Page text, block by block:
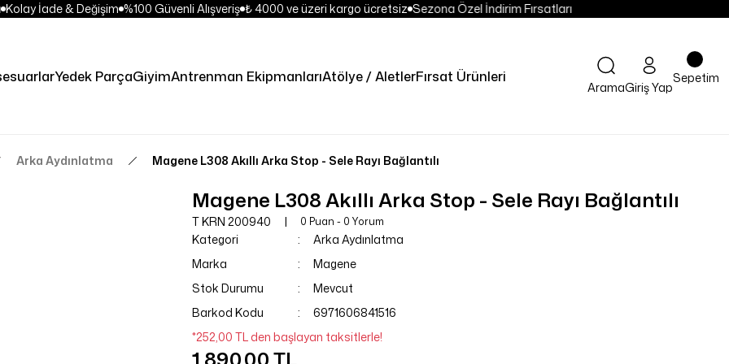
Kolay İade & Değişim %100 Güvenli Alışveriş ₺ 4000 ve üzeri kargo ücretsiz Sezona Özel İndirim Fırsatları
Yedek ParçaGiyimAntrenman EkipmanlarıAtölye / AletlerFırsat Ürünleri
AramaGiriş Yap
Sepetim
Arka Aydınlatma Magene L308 Akıllı Arka Stop - Sele Rayı Bağlantılı
Magene L308 Akıllı Arka Stop - Sele Rayı Bağlantılı
T KRN 200940 0 Puan - 0 Yorum
Kategori
Arka Aydınlatma
Marka
Magene
Stok Durumu
Mevcut
Barkod Kodu
6971606841516
*252,00 TL den başlayan taksitlerle!